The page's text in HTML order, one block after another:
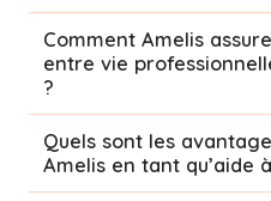
Comment Amelis
entre vie
?
Quels sont les
Amelis en tant qu’aide